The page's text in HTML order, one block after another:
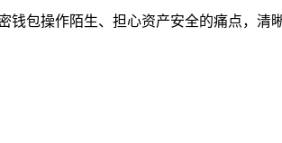
钱包操作陌生、担心资产安全的痛点，